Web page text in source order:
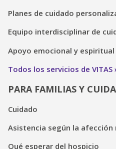
Planes de cuidado
Equipo interdisciplinar de
Apoyo emocional y espiritual
Todos los servicios de VITAS
PARA FAMILIAS Y
Cuidado
Asistencia según la afección
Qué esperar del hospicio